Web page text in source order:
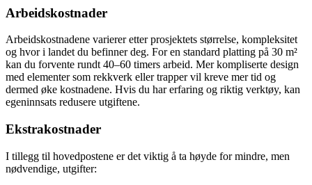
Arbeidskostnader
Arbeidskostnadene varierer etter prosjektets størrelse, kompleksitet
og hvor i landet du befinner deg. For en standard platting på 30 m²
kan du forvente rundt 40–60 timers arbeid. Mer kompliserte design
med elementer som rekkverk eller trapper vil kreve mer tid og
dermed øke kostnadene. Hvis du har erfaring og riktig verktøy, kan
egeninnsats redusere utgiftene.
Ekstrakostnader
I tillegg til hovedpostene er det viktig å ta høyde for mindre, men
nødvendige, utgifter: